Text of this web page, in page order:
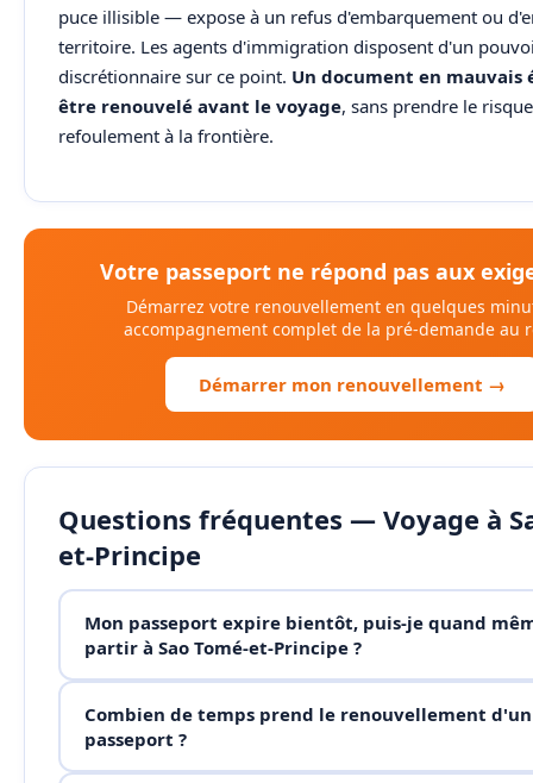
puce illisible — expose à un refus d'embarquement ou
territoire. Les agents d'immigration disposent d'un
discrétionnaire sur ce point. Un document en mauvais
être renouvelé avant le voyage, sans prendre le
refoulement à la frontière.
Votre passeport ne répond pas aux
Démarrez votre renouvellement en quelques
accompagnement complet de la pré-demande au
Démarrer mon renouvellement →
Questions fréquentes — Voyage à
et-Principe
Mon passeport expire bientôt, puis-je quand
partir à Sao Tomé-et-Principe ?
Combien de temps prend le renouvellement d'un
passeport ?